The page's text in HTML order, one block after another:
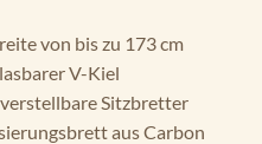
von bis zu 173 cm
V-Kiel
Sitzbretter
aus Carbon